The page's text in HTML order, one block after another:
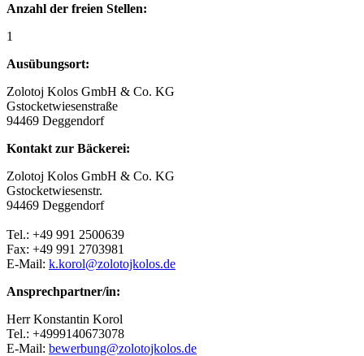
Anzahl der freien Stellen:
1
Ausübungsort:
Zolotoj Kolos GmbH & Co. KG
Gstocketwiesenstraße
94469 Deggendorf
Kontakt zur Bäckerei:
Zolotoj Kolos GmbH & Co. KG
Gstocketwiesenstr.
94469 Deggendorf
Tel.: +49 991 2500639
Fax: +49 991 2703981
E-Mail: k.korol@zolotojkolos.de
Ansprechpartner/in:
Herr Konstantin Korol
Tel.: +4999140673078
E-Mail: bewerbung@zolotojkolos.de